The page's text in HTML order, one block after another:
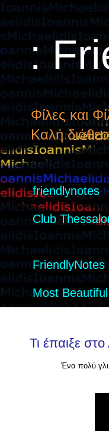
:
Φίλες και
Καλή
friendlynotes
Club
FriendlyNotes
Most
Τι έπαιξε
Ένα πολύ